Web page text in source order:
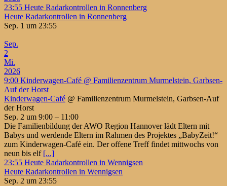
23:55 Heute Radarkontrollen in Ronnenberg
Heute Radarkontrollen in Ronnenberg
Sep. 1 um 23:55
Sep.
2
Mi.
2026
9:00 Kinderwagen-Café @ Familienzentrum Murmelstein, Garbsen-
Auf der Horst
Kinderwagen-Café @ Familienzentrum Murmelstein, Garbsen-Auf
der Horst
Sep. 2 um 9:00 – 11:00
Die Familienbildung der AWO Region Hannover lädt Eltern mit
Babys und werdende Eltern im Rahmen des Projektes „BabyZeit!“
zum Kinderwagen-Café ein. Der offene Treff findet mittwochs von
neun bis elf [...]
23:55 Heute Radarkontrollen in Wennigsen
Heute Radarkontrollen in Wennigsen
Sep. 2 um 23:55